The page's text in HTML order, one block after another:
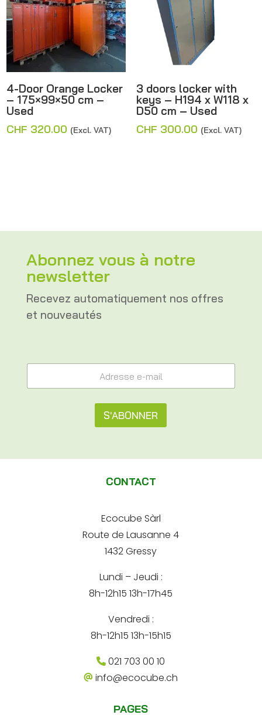
4-Door Orange Locker
– 175×99×50 cm –
Used
CHF 320.00 (Excl. VAT)
3 doors locker with
keys – H194 x W118 x
D50 cm – Used
CHF 300.00 (Excl. VAT)
Abonnez vous à notre
newsletter
Recevez automatiquement nos offres
et nouveautés
a
A
r
-
S'ABONNER
CONTACT
Ecocube Sàrl
Route de Lausanne 4
1432 Gressy
Lundi – Jeudi :
8h-12h15 13h-17h45
Vendredi :
8h-12h15 13h-15h15
021 703 00 10
info@ecocube.ch
PAGES